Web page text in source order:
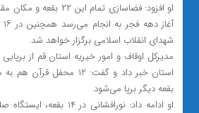
او افزود: فضاسازی تمام
شهدای انقلاب اسلامی برگزار خواهد شد.
بقعه دیگر برپا می‌شود.